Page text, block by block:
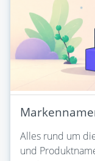
Alles rund um
und